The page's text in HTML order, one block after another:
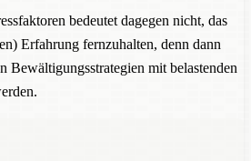
bedeutet dagegen nicht, das
Erfahrung fernzuhalten, denn dann
Bewältigungsstrategien mit belastenden